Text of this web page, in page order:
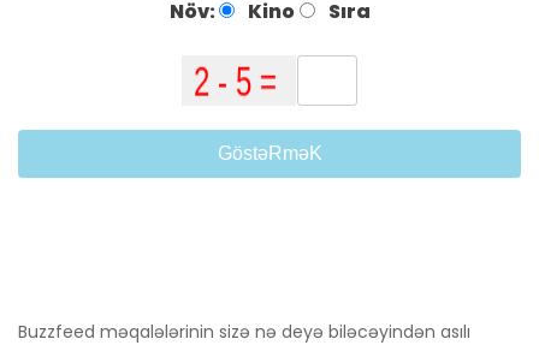
Növ: Kino Sıra
GöstəRməK
Buzzfeed məqalələrinin sizə nə deyə biləcəyindən asılı